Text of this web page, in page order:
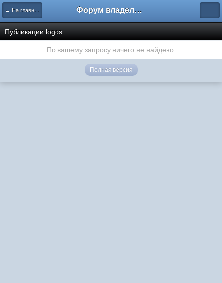
← На главную Форум владельцев интернет-магазинов
Публикации logos
По вашему запросу ничего не найдено.
Полная версия